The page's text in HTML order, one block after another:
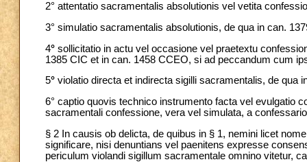
2° attentatio sacramentalis absolutionis vel vetita
3° simulatio sacramentalis absolutionis, de qua in can.
4° sollicitatio in actu vel occasione vel praetextu
1385 CIC et in can. 1458 CCEO, si ad peccandum cum
5° violatio directa et indirecta sigilli sacramentalis, de qua
6° captio quovis technico instrumento facta vel evulgatio
sacramentali confessione, vera vel simulata, a
§ 2 In causis ob delicta, de quibus in § 1, nemini licet
significare, nisi denuntians vel paenitens expresse
periculum violandi sigillum sacramentale omnino vitetur,